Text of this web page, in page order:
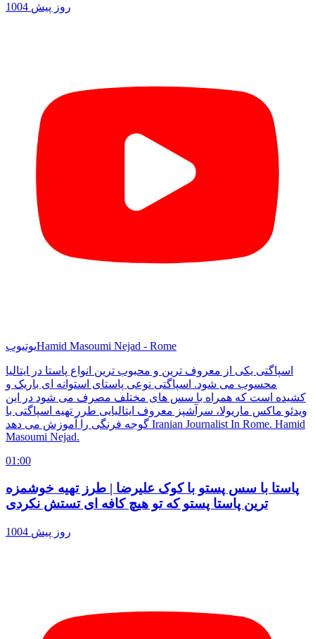
1004 روز پیش
یوتیوبHamid Masoumi Nejad - Rome
اسپاگتی یکی از معروف ترین و محبوب ترین انواع پاستا در ایتالیا
محسوب می شود. اسپاگتی نوعی پاستای استوانه ای باریک و
کشیده است که همراه با سس های مختلف مصرف می شود در این
ویدئو ماکس ماریولا، سرآشپز معروف ایتالیایی طرر تهیه اسپاگتی با
گوجه فرنگی را آموزش می دهد Iranian Journalist In Rome. Hamid
Masoumi Nejad.
01:00
پاستا با سس پستو با کوک علیرضا | طرز تهیه خوشمزه
ترین پاستا پستو که تو هیچ کافه ای تستش نکردی
1004 روز پیش